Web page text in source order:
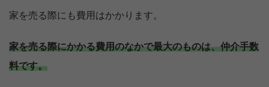
家を売る際にも費用はかかります。
家を売る際にかかる費用のなかで最大のものは、仲介手数
料です。